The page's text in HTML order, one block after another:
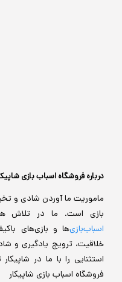
درباره فروشگاه اسباب بازی
ماموریت ما آوردن شادی و
بازی است. ما در تلاش
اسباب‌بازی‌ها و بازی‌های
خلاقیت، ترویج یادگیری و
استثنایی را با ما در
فروشگاه اسباب بازی شاپیکار